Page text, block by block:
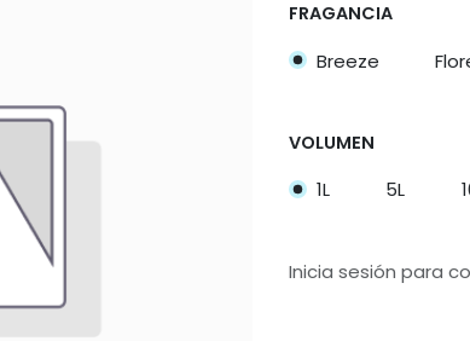
FRAGANCIA
Breeze
VOLUMEN
1L 5L
Inicia sesión para